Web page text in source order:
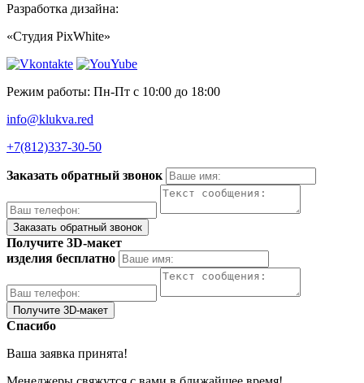
Разработка дизайна:
«Студия PixWhite»
Режим работы: Пн-Пт с 10:00 до 18:00
info@klukva.red
+7(812)337‑30-50
Заказать обратный звонок
Получите 3D-макет
изделия бесплатно
Спасибо
Ваша заявка принята!